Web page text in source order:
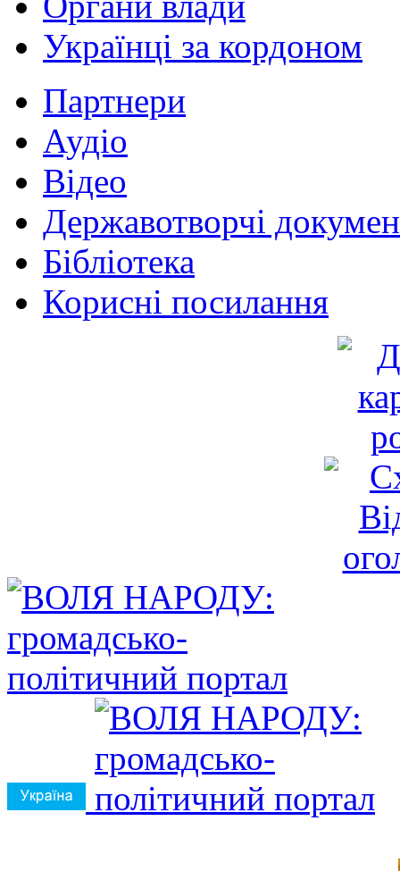
Українці за кордоном
Партнери
Аудіо
Відео
Державотворчі
Бібліотека
Корисні посилання